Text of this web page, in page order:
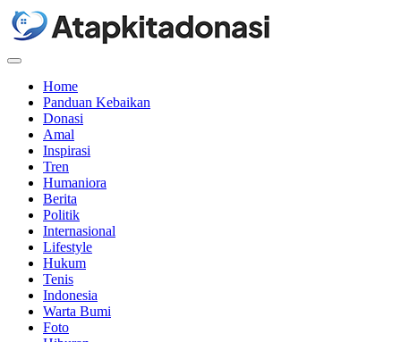
Menu
Home
Panduan Kebaikan
Donasi
Amal
Inspirasi
Tren
Humaniora
Berita
Politik
Internasional
Lifestyle
Hukum
Tenis
Indonesia
Warta Bumi
Foto